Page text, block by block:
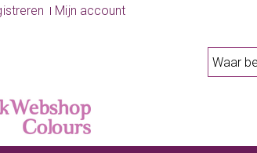
Mijn account